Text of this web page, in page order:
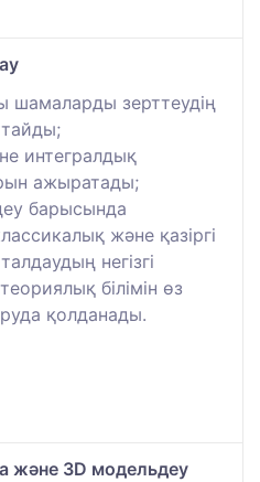
шамаларды зерттеудің
интегралдық
ажыратады;
барысында
және қазіргі
негізгі
білімін өз
қолданады.
және 3D модельдеу